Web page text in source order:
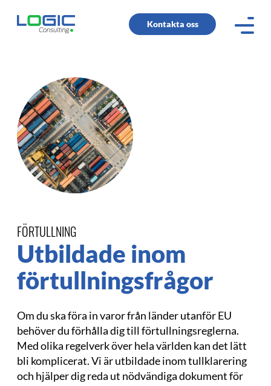
Kontakta oss
FÖRTULLNING
Utbildade inom
förtullningsfrågor
Om du ska föra in varor från länder utanför EU
behöver du förhålla dig till förtullningsreglerna.
Med olika regelverk över hela världen kan det lätt
bli komplicerat. Vi är utbildade inom tullklarering
och hjälper dig reda ut nödvändiga dokument för